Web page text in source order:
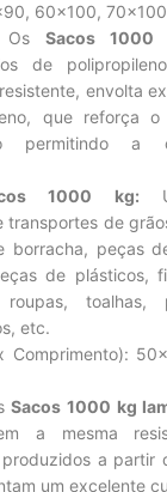
60×100,
Sacos 1000
de
envolta
que reforça
permitindo a
1000 kg:
transportes de
borracha, peças
de plásticos,
roupas, toalhas,
etc.
Comprimento):
Sacos 1000 kg
a mesma
a partir
um excelente